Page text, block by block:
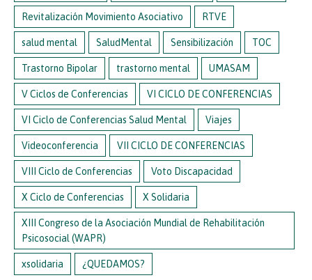
Revitalización Movimiento Asociativo RTVE
salud mental SaludMental Sensibilización TOC
Trastorno Bipolar trastorno mental UMASAM
V Ciclos de Conferencias VI CICLO DE CONFERENCIAS
VI Ciclo de Conferencias Salud Mental Viajes
Videoconferencia VII CICLO DE CONFERENCIAS
VIII Ciclo de Conferencias Voto Discapacidad
X Ciclo de Conferencias X Solidaria
XIII Congreso de la Asociación Mundial de Rehabilitación
Psicosocial (WAPR)
xsolidaria ¿QUEDAMOS?